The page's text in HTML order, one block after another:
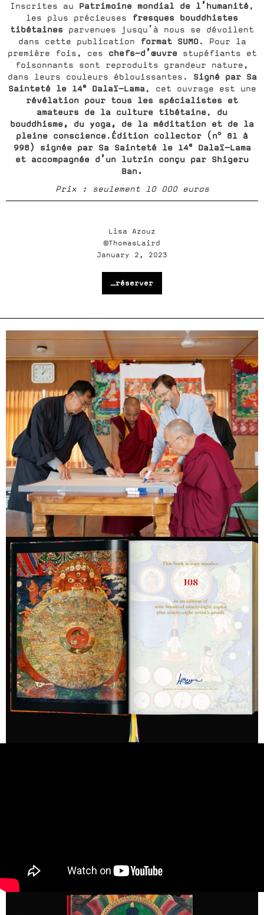
Inscrites au Patrimoine mondial de l’humanité,
les plus précieuses
fresques bouddhistes
tibétaines parvenues jusqu’à nous se dévoilent
dans cette publication
format SUMO. Pour la
première fois, ces chefs-d’œuvrestupéfiants et
foisonnants sont reproduits grandeur nature,
dans leurs couleurs éblouissantes. Signé par Sa
Sainteté le 14eDalaï-Lama, cet ouvrage est une
révélation pour tous les spécialistes et
amateurs de la culture tibétaine, du
bouddhisme, du yoga, de la méditation et de la
pleine conscience. Édition collector (no
81 à
998) signée par Sa Sainteté le 14eDalaï-Lama
et accompagnée d’un lutrin conçu par Shigeru
Ban.
Prix : seulement 10 000 euros
Lisa Azouz
©ThomasLaird
January 2, 2023
_réserver